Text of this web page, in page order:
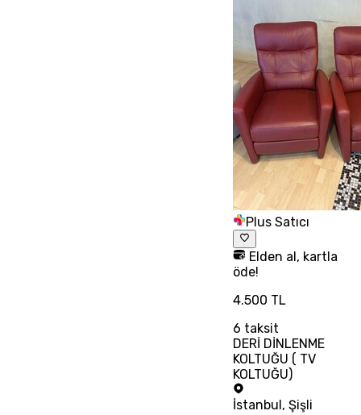
Plus Satıcı
Elden al, kartla
öde!
4.500 TL
6 taksit
DERİ DİNLENME
KOLTUĞU ( TV
KOLTUĞU)
İstanbul, Şişli